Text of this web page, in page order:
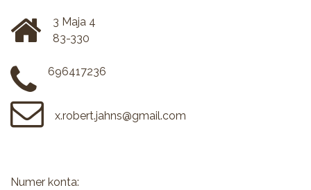
3 Maja 4
83-330
696417236
x.robert.jahns@gmail.com
Numer konta: